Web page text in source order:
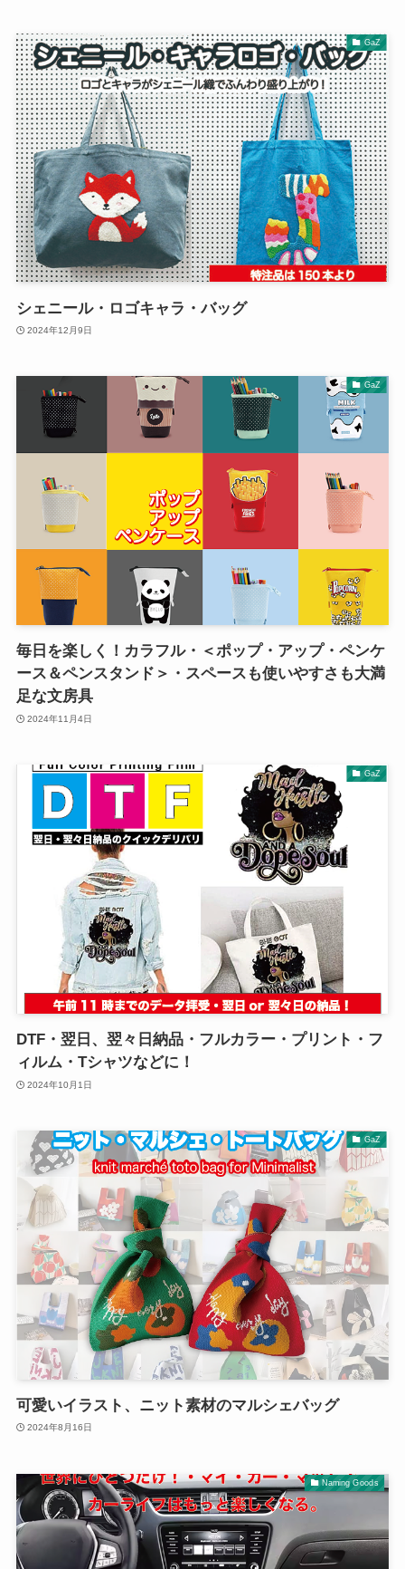
GaZ
シェニール・ロゴキャラ・バッグ
2024年12月9日
GaZ
毎日を楽しく！カラフル・＜ポップ・アップ・ペンケ
ース＆ペンスタンド＞・スペースも使いやすさも大満
足な文房具
2024年11月4日
GaZ
DTF・翌日、翌々日納品・フルカラー・プリント・フ
ィルム・Tシャツなどに！
2024年10月1日
GaZ
可愛いイラスト、ニット素材のマルシェバッグ
2024年8月16日
Naming Goods